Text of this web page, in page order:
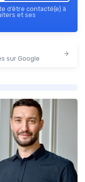
d’être contacté(e) à
et ses
sur Google